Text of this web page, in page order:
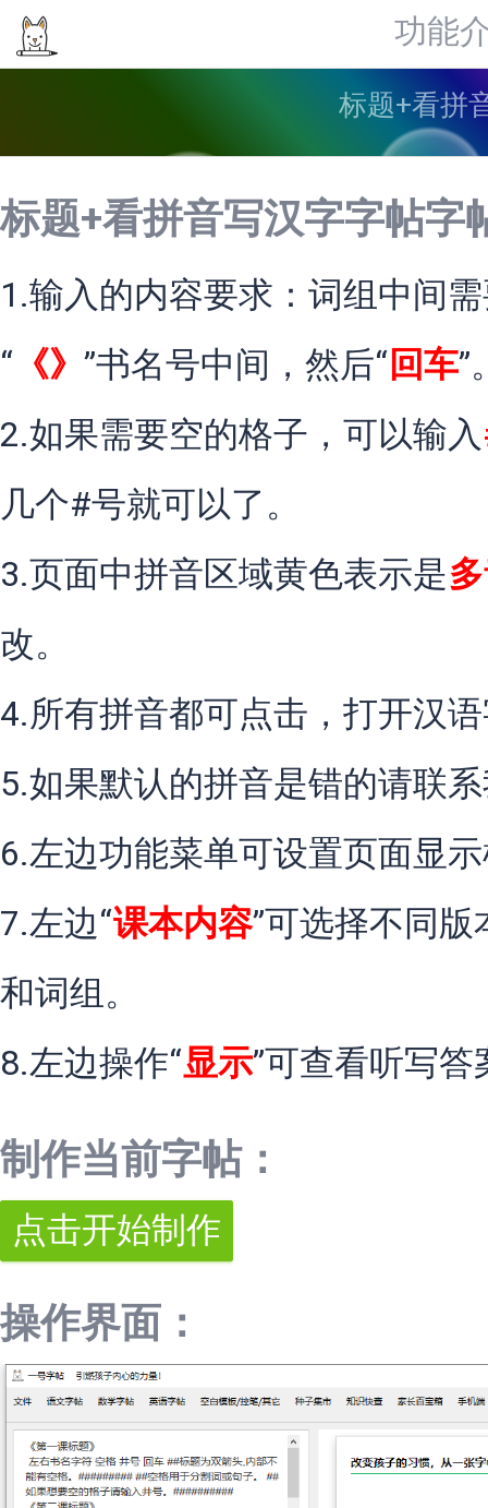
功能
标题+看拼
标题+看拼音写汉字字帖字
1.输入的内容要求：词组中间
“ 《》 ”书名号中间，然后“回车”
2.如果需要空的格子，可以输入
几个#号就可以了。
3.页面中拼音区域黄色表示是
改。
4.所有拼音都可点击，打开汉
5.如果默认的拼音是错的请联
6.左边功能菜单可设置页面显
7.左边“课本内容”可选择不同
和词组。
8.左边操作“显示”可查看听写答
制作当前字帖：
操作界面：